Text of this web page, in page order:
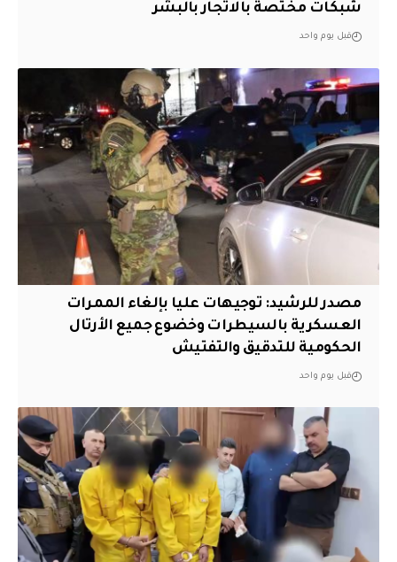
شبكات مختصة بالاتجار بالبشر
قبل يوم واحد
مصدر للرشيد: توجيهات عليا بإلغاء الممرات
العسكرية بالسيطرات وخضوع جميع الأرتال
الحكومية للتدقيق والتفتيش
قبل يوم واحد